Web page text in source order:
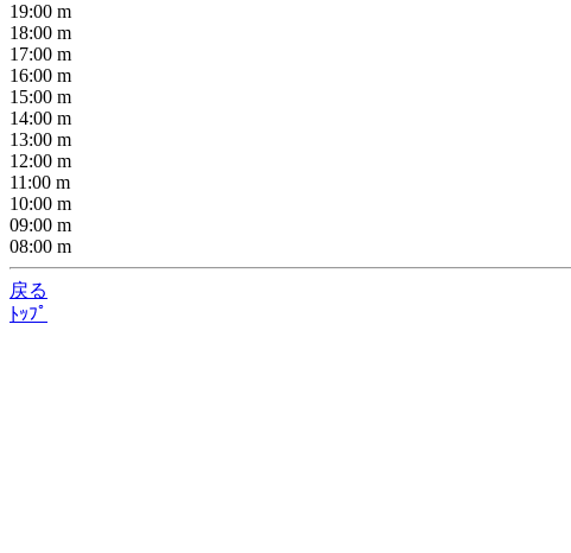
19:00 m
18:00 m
17:00 m
16:00 m
15:00 m
14:00 m
13:00 m
12:00 m
11:00 m
10:00 m
09:00 m
08:00 m
戻る
ﾄｯﾌﾟ